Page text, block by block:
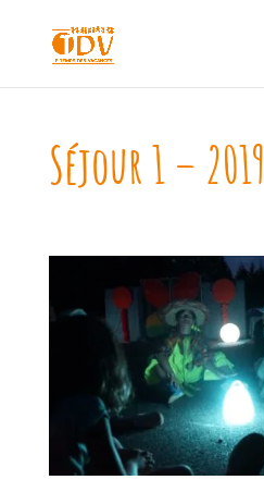
Séjour 1 – 2019